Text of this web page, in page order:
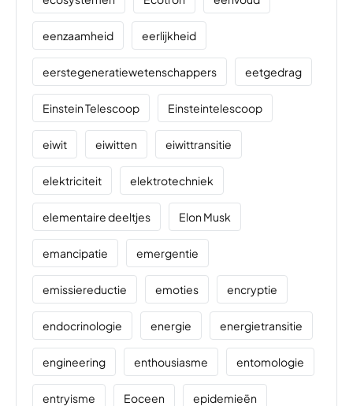
eenzaamheid eerlijkheid
eerstegeneratiewetenschappers eetgedrag
Einstein Telescoop Einsteintelescoop
eiwit eiwitten eiwittransitie
elektriciteit elektrotechniek
elementaire deeltjes Elon Musk
emancipatie emergentie
emissiereductie emoties encryptie
endocrinologie energie energietransitie
engineering enthousiasme entomologie
entryisme Eoceen epidemieën